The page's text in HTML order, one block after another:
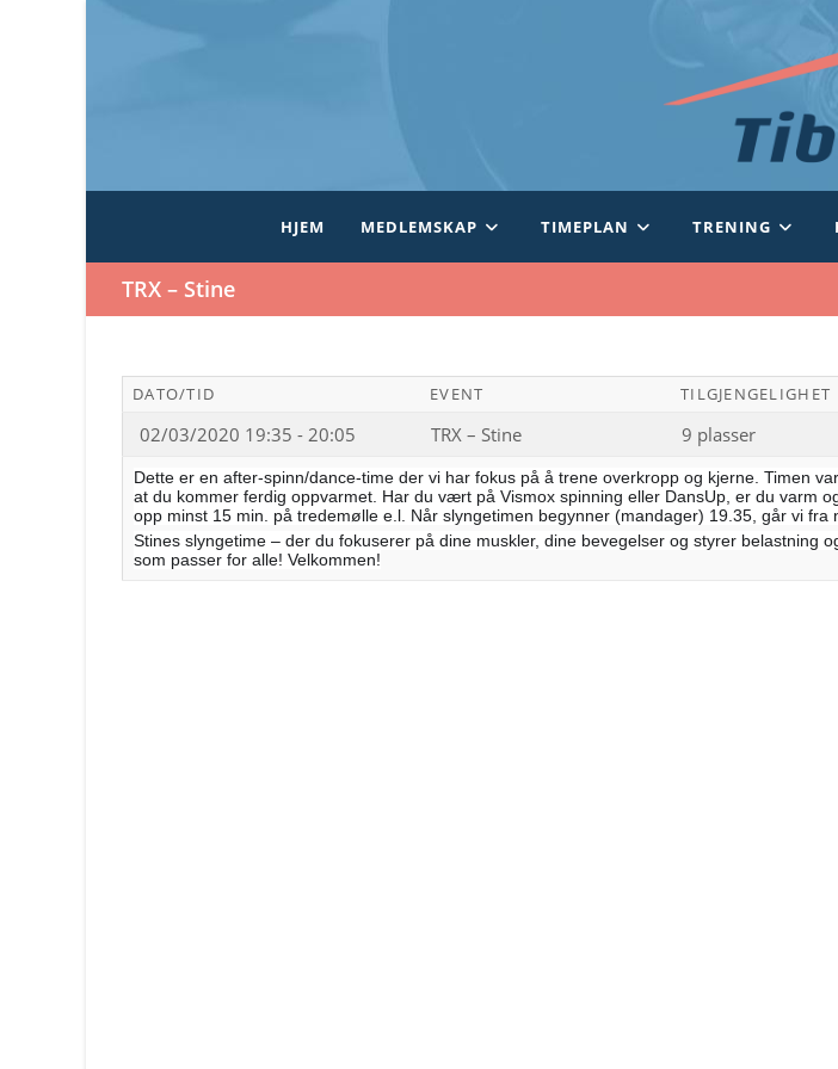
HJEM MEDLEMSKAP TIMEPLAN TRENING
TRX – Stine
DATO/TID EVENT TILGJENGELIGHET
02/03/2020 19:35 - 20:05 TRX – Stine 9 plasser
Dette er en after-spinn/dance-time der vi har fokus på å trene overkropp og kjerne. Timen
at du kommer ferdig oppvarmet. Har du vært på Vismox spinning eller DansUp, er du varm
opp minst 15 min. på tredemølle e.l. Når slyngetimen begynner (mandager) 19.35, går vi fra
Stines slyngetime – der du fokuserer på dine muskler, dine bevegelser og styrer belastning
som passer for alle! Velkommen!